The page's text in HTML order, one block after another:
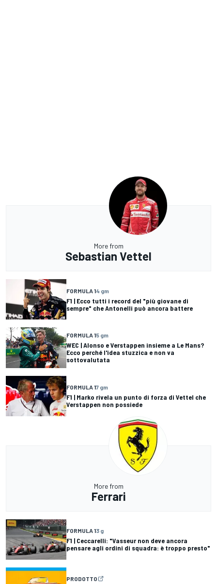
More from
Sebastian Vettel
FORMULA 14 gm
F1 | Ecco tutti i record del "più giovane di
sempre" che Antonelli può ancora battere
FORMULA 15 gm
WEC | Alonso e Verstappen insieme a Le Mans?
Ecco perché l'idea stuzzica e non va
sottovalutata
FORMULA 17 gm
F1 | Marko rivela un punto di forza di Vettel che
Verstappen non possiede
More from
Ferrari
FORMULA 13 g
F1 | Ceccarelli: "Vasseur non deve ancora
pensare agli ordini di squadra: è troppo presto"
PRODOTTO